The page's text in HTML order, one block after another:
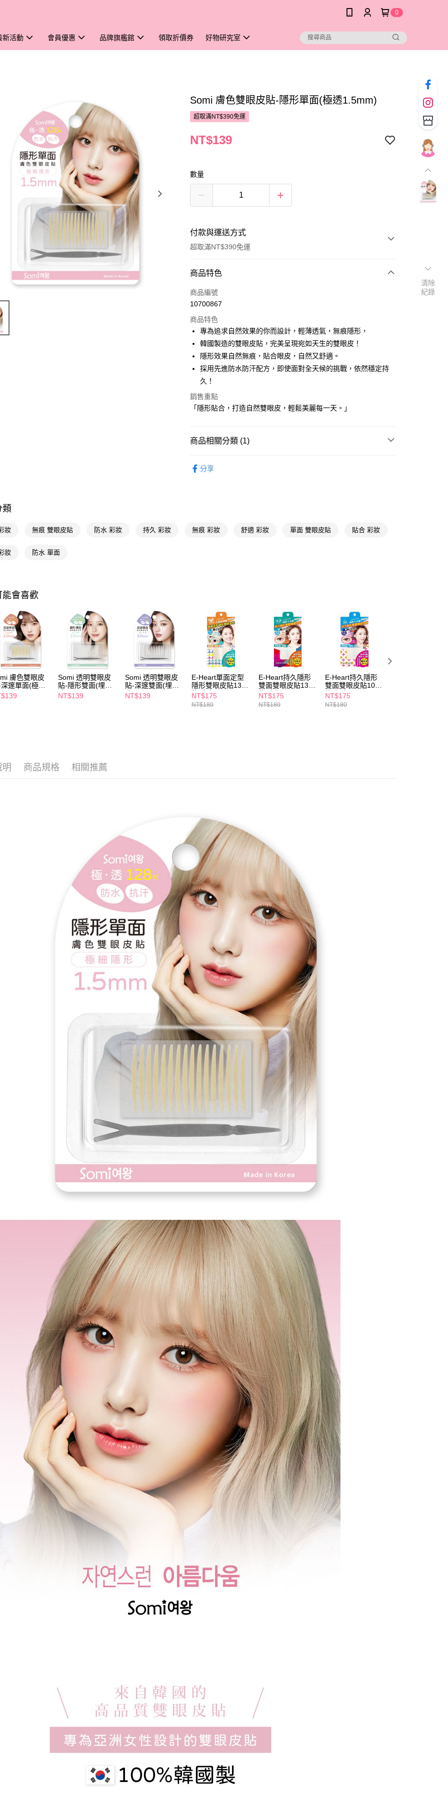
0
新活動 會員優惠 品牌旗艦館 領取折價券 好物研究室
Somi 膚色雙眼皮貼-隱形單面(極透1.5mm)
超取滿NT$390免運
NT$139
數量
付款與運送方式
超取滿NT$390免運
付款方式
POYA支付
超商取貨付款
LINE Pay
Apple Pay
街口支付
悠遊付
AFTEE先享後付
AFTEE先享後付是「在收到商品之後才付款」的支付方式。 讓您購物簡單
１．於結帳方式選擇「AFTEE先享後付」後，將跳轉至「AFTEE先享後
是否繳費成功／繳費後需取消欲退款等相關疑問，請聯繫「AFTEE先享後
付客戶支援中心」
https://netprotections.freshdesk.com/support/home
【注意事項】
１．透過由恩沛科技股份有限公司提供之「AFTEE先享後付」服務完成之
交易，需依本服務之必要範圍內提供個人資料，並將交易相關給付款項請
求債權轉讓予恩沛科技股份有限公司。
２．關於個人資料處理事宜，請瀏覽以下網址：
https://aftee.tw/terms/#terms3
３．未成年的使用者請事先徵得法定代理人或監護人之同意方可使用
「AFTEE先享後付」，若未經同意申辦者引起之損失，本公司不負相關責
即享券
每筆NT$65，滿NT$390(含以上)免運費
付款後萊爾富取貨
每筆NT$65，滿NT$490(含以上)免運費
7-11取貨付款
每筆NT$65，滿NT$490(含以上)免運費
付款後7-11取貨
每筆NT$65，滿NT$490(含以上)免運費
商品特色
商品編號
10700867
商品特色
專為追求自然效果的你而設計，輕薄透氣，無痕隱形，
韓國製造的雙眼皮貼，完美呈現宛如天生的雙眼皮！
隱形效果自然無痕，貼合眼皮，自然又舒適。
採用先進防水防汗配方，即使面對全天候的挑戰，依然穩定持
久！
銷售重點
「隱形貼合，打造自然雙眼皮，輕鬆美麗每一天。」
商品相關分類 (1)
分享
類
妝 無痕 雙眼皮貼 防水 彩妝 持久 彩妝 無痕 彩妝 舒適 彩妝 單面 雙眼皮貼 貼合 彩妝
妝 防水 單面
能會喜歡
膚色雙眼皮
邃單面(極透
Somi 透明雙眼皮
貼-隱形雙面(埋沒
式2.0mm)
NT$139
Somi 透明雙眼皮
貼-深邃雙面(埋沒
式3.0mm)
NT$139
E-Heart單面定型
隱形雙眼皮貼132
枚-膚色
NT$175
NT$180
E-Heart持久隱形
雙面雙眼皮貼132
枚-寬版
NT$175
NT$180
E-Heart持久隱形
雙面雙眼皮貼108
枚-加寬
NT$175
NT$180
明 商品規格 相關推薦
清除
紀錄